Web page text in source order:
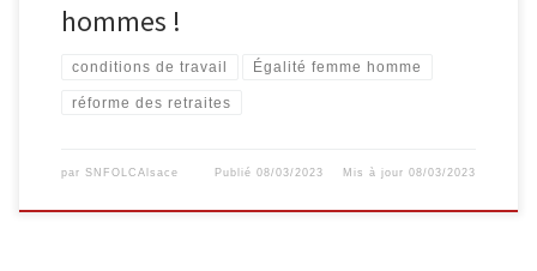
hommes !
conditions de travail Égalité femme homme
réforme des retraites
par SNFOLCAlsace Publié08/03/2023 Mis à jour08/03/2023